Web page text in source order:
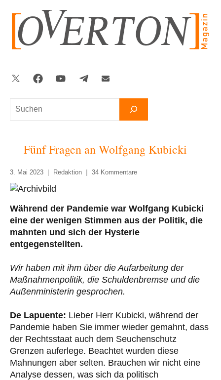
springen
Suchen
Twitter FacebookYouTubeTelegram
Fünf Fragen an Wolfgang Kubicki
3. Mai 2023 Redaktion 34 Kommentare
Während der Pandemie war Wolfgang Kubicki
eine der wenigen Stimmen aus der Politik, die
mahnten und sich der Hysterie
entgegenstellten.
Wir haben mit ihm über die Aufarbeitung der
Maßnahmenpolitik, die Schuldenbremse und die
Außenministerin gesprochen.
De Lapuente: Lieber Herr Kubicki, während der
Pandemie haben Sie immer wieder gemahnt, dass
der Rechtsstaat auch dem Seuchenschutz
Grenzen auferlege. Beachtet wurden diese
Mahnungen aber selten. Brauchen wir nicht eine
Analyse dessen, was sich da politisch